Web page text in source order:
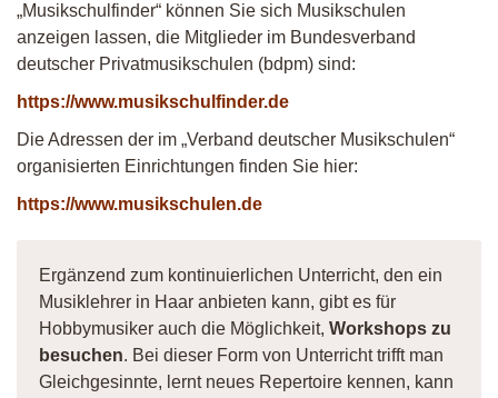
„Musikschulfinder“ können Sie sich Musikschulen
anzeigen lassen, die Mitglieder im Bundesverband
deutscher Privatmusikschulen (bdpm) sind:
https://www.musikschulfinder.de
Die Adressen der im „Verband deutscher Musikschulen“
organisierten Einrichtungen finden Sie hier:
https://www.musikschulen.de
Ergänzend zum kontinuierlichen Unterricht, den ein
Musiklehrer in Haar anbieten kann, gibt es für
Hobbymusiker auch die Möglichkeit, Workshops zu
besuchen. Bei dieser Form von Unterricht trifft man
Gleichgesinnte, lernt neues Repertoire kennen, kann